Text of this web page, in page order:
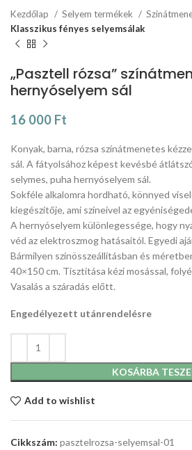
Kezdőlap Selyem termékek
Klasszikus fényes selyemsálak
„Pasztell rózsa”
hernyóselyem sál
16 000 Ft
Konyak, barna, rózsa színátmenetes
sál. A fátyolsához képest kevésbé
selymes, puha hernyóselyem sál.
Sokféle alkalomra hordható, könnyed
kiegészítője, ami színeivel az
A hernyóselyem különlegessége, hogy
véd az elektroszmog hatásaitól. Egyedi
Bármilyen színösszeállításban és
40×150 cm. Tisztítása kézi mosással,
Vasalás a száradás előtt.
Engedélyezett utánrendelésre
KOSÁRBA
Add to wishlist
Cikkszám: pasztelrozsa-selyemsal-01